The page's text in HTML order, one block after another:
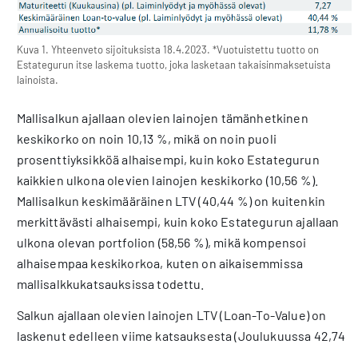
Kuva 1. Yhteenveto sijoituksista 18.4.2023. *Vuotuistettu tuotto on
Estategurun itse laskema tuotto, joka lasketaan takaisinmaksetuista
lainoista.
Mallisalkun ajallaan olevien lainojen tämänhetkinen
keskikorko on noin 10,13 %, mikä on noin puoli
prosenttiyksikköä alhaisempi, kuin koko Estategurun
kaikkien ulkona olevien lainojen keskikorko (10,56 %).
Mallisalkun keskimääräinen LTV (40,44 %) on kuitenkin
merkittävästi alhaisempi, kuin koko Estategurun ajallaan
ulkona olevan portfolion (58,56 %), mikä kompensoi
alhaisempaa keskikorkoa, kuten on aikaisemmissa
mallisalkkukatsauksissa todettu.
Salkun ajallaan olevien lainojen LTV (Loan-To-Value) on
laskenut edelleen viime katsauksesta (Joulukuussa 42,74